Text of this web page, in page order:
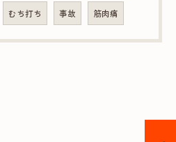
むち打ち 事故 筋肉痛